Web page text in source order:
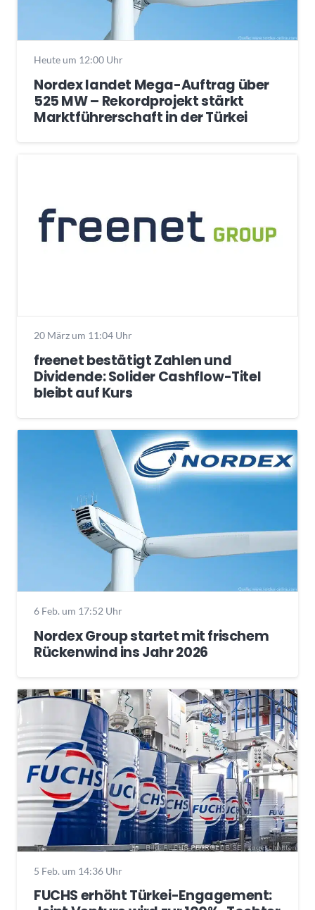
Heute um 12:00 Uhr
Nordex landet Mega-Auftrag über
525 MW – Rekordprojekt stärkt
Marktführerschaft in der Türkei
20 März um 11:04 Uhr
freenet bestätigt Zahlen und
Dividende: Solider Cashflow-Titel
bleibt auf Kurs
6 Feb. um 17:52 Uhr
Nordex Group startet mit frischem
Rückenwind ins Jahr 2026
5 Feb. um 14:36 Uhr
FUCHS erhöht Türkei-Engagement: